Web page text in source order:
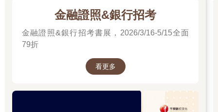
金融證照&銀行招考
金融證照&銀行招考書展，2026/3/16-5/15全面
79折
看更多